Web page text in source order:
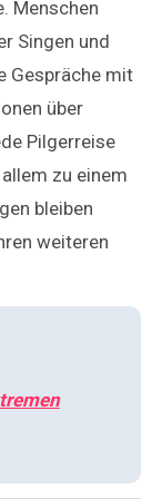
Menschen
Singen und
Gespräche mit
über
Pilgerreise
zu einem
bleiben
weiteren